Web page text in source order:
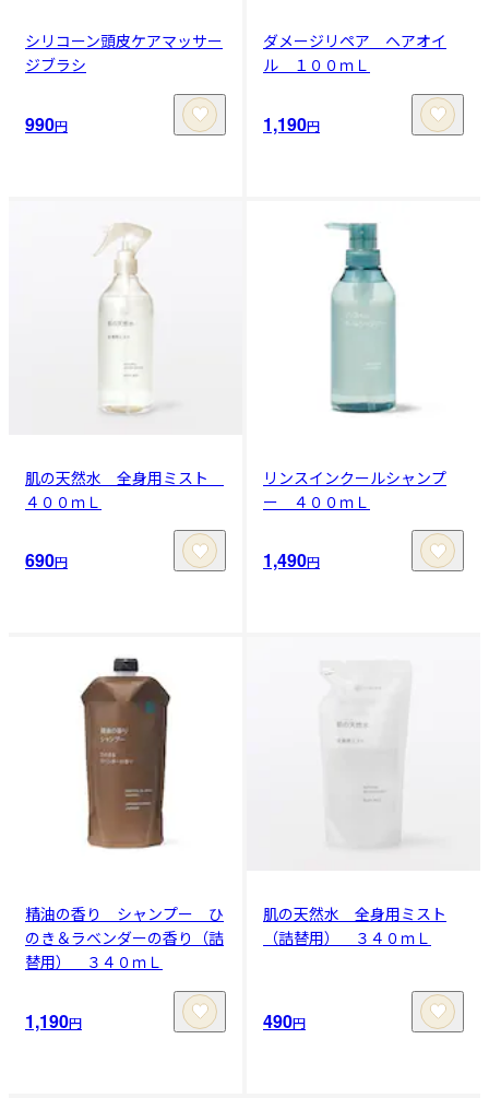
シリコーン頭皮ケアマッサー
ジブラシ
990円
ダメージリペア ヘアオイ
ル １００ｍＬ
1,190円
肌の天然水 全身用ミスト
４００ｍＬ
690円
リンスインクールシャンプ
ー ４００ｍＬ
1,490円
精油の香り シャンプー ひ
のき＆ラベンダーの香り（詰
替用） ３４０ｍＬ
1,190円
肌の天然水 全身用ミスト
（詰替用） ３４０ｍＬ
490円